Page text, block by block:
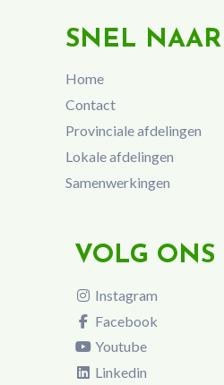
SNEL NAAR
Home
Contact
Provinciale afdelingen
Lokale afdelingen
Samenwerkingen
VOLG ONS
Instagram
Facebook
Youtube
Linkedin